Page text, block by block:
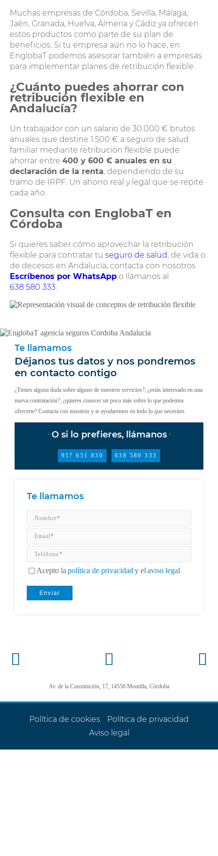
Muchas empresas de Córdoba, Sevilla, Málaga,
Jaén, Granada, Huelva, Almería y Cádiz ya ofrecen
estos productos como parte de su plan de
beneficios. Si tu empresa aún no lo hace, en
EnglobaT podemos asesorar también a empresas
para implementar planes de retribución flexible.
¿Cuánto puedes ahorrar con
retribución flexible en
Andalucía?
Un trabajador con un salario de 30.000 € brutos
anuales que destine 1.500 € a seguro de salud
familiar mediante retribución flexible puede
ahorrar entre 400 y 600 € anuales en su
declaración de la renta, dependiendo de su
tramo de IRPF. Un ahorro real y legal que se repite
cada año.
Consulta con EnglobaT en
Córdoba
Si quieres saber cómo aprovechar la retribución
flexible para contratar tu seguro de salud, de vida o
de decesos en Andalucía, contacta con nosotros.
Escríbenos por WhatsApp o llámanos al
638 580 333.
Te llamamos
Déjanos tus datos y nos pondremos
en contacto contigo
¿Tienes alguna duda sobre alguno de nuestros servicios?, ¿estás interesado en una
nueva contratación?, ¿quieres conocer un poco más sobre lo que podemos
ofrecerte? Contacta con nosotros y te ayudaremos en todo lo que necesites.
O si lo prefieres, llámanos
957 651 830 638 580 333
Te llamamos
Acepto la política de privacidad y el aviso legal
Av. de la Constitución, 17, 14550 Montilla, Córdoba
Política de cookies
Política de privacidad
Aviso legal